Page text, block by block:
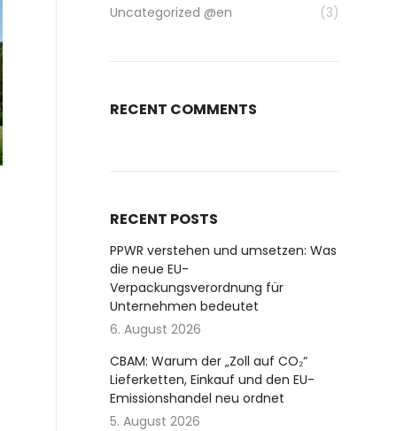
Uncategorized @en
(3)
RECENT COMMENTS
RECENT POSTS
PPWR verstehen und umsetzen: Was
die neue EU-
Verpackungsverordnung für
Unternehmen bedeutet
6. August 2026
CBAM: Warum der „Zoll auf CO₂“
Lieferketten, Einkauf und den EU-
Emissionshandel neu ordnet
5. August 2026